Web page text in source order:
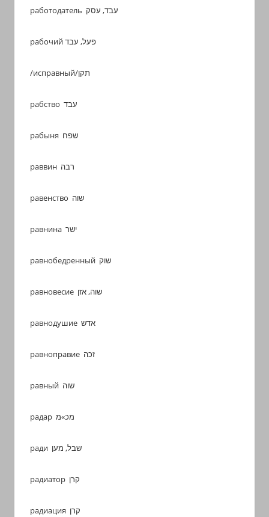
работодатель עבד, עסק
рабочий פעל, עבד
/исправный/תקן
рабство עבד
рабыня שפח
раввин רבה
равенство שוה
равнина ישר
равнобедренный שוק
равновесие שוה, אזן
равнодушие אדש
равноправие זכה
равный שוה
радар מכ»מ
ради שבל, מען
радиатор קרן
радиация קרן